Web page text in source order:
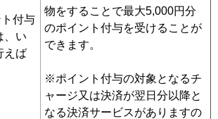
付与
、い
えば
物をすることで最大5,000円分
のポイント付与を受けることが
できます。
※ポイント付与の対象となるチ
ャージ又は決済が翌日分以降と
なる決済サービスがありますの